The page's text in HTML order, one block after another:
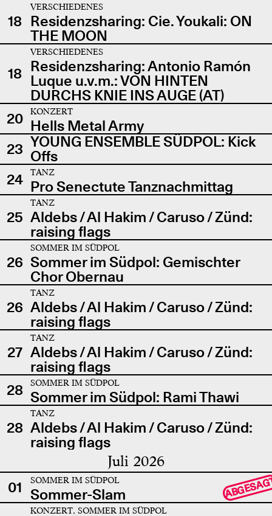
18
VERSCHIEDENES
Residenzsharing: Cie. Youkali: ON
THE MOON
18
VERSCHIEDENES
Residenzsharing: Antonio Ramón
Luque u.v.m.: VON HINTEN
DURCHS KNIE INS AUGE (AT)
20
KONZERT
Hells Metal Army
23 YOUNG ENSEMBLE SÜDPOL: Kick
Offs
24
TANZ
Pro Senectute Tanznachmittag
25
TANZ
Aldebs / Al Hakim / Caruso / Zünd:
raising flags
26
SOMMER IM SÜDPOL
Sommer im Südpol: Gemischter
Chor Obernau
26
TANZ
Aldebs / Al Hakim / Caruso / Zünd:
raising flags
27
TANZ
Aldebs / Al Hakim / Caruso / Zünd:
raising flags
28
SOMMER IM SÜDPOL
Sommer im Südpol: Rami Thawi
28
TANZ
Aldebs / Al Hakim / Caruso / Zünd:
raising flags
Juli 2026
01 SOMMER IM SÜDPOL
Sommer-Slam
KONZERT, SOMMER IM SÜDPOL